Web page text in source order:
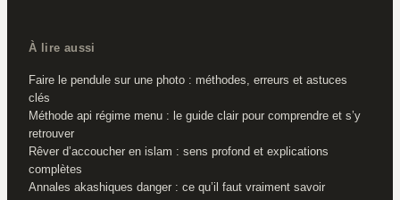
À lire aussi
Faire le pendule sur une photo : méthodes, erreurs et astuces
clés
Méthode api régime menu : le guide clair pour comprendre et s’y
retrouver
Rêver d’accoucher en islam : sens profond et explications
complètes
Annales akashiques danger : ce qu’il faut vraiment savoir